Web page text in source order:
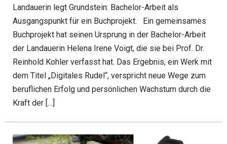
Landauerin legt Grundstein: Bachelor-Arbeit als
Ausgangspunkt für ein Buchprojekt. Ein gemeinsames
Buchprojekt hat seinen Ursprung in der Bachelor-Arbeit
der Landauerin Helena Irene Voigt, die sie bei Prof. Dr.
Reinhold Kohler verfasst hat. Das Ergebnis, ein Werk mit
dem Titel „Digitales Rudel“, verspricht neue Wege zum
beruflichen Erfolg und persönlichen Wachstum durch die
Kraft der […]